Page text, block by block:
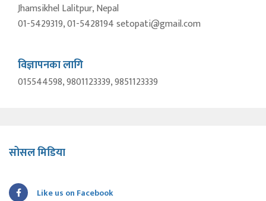
Jhamsikhel Lalitpur, Nepal
01-5429319, 01-5428194 setopati@gmail.com
विज्ञापनका लागि
015544598, 9801123339, 9851123339
सोसल मिडिया
Like us on Facebook